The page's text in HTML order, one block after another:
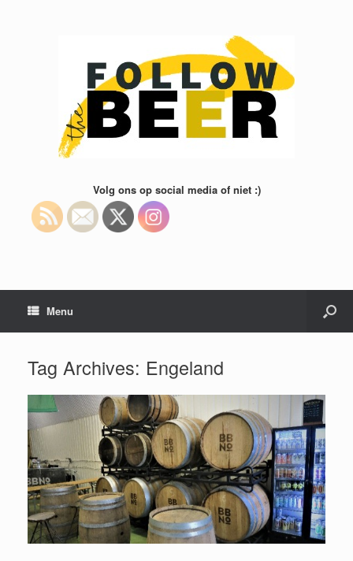
Volg ons op social media of niet :)
Menu
Tag Archives: Engeland